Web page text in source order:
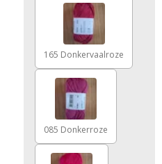
165 Donkervaalroze
085 Donkerroze